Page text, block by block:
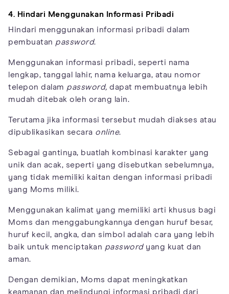
4. Hindari Menggunakan Informasi Pribadi
Hindari menggunakan informasi pribadi dalam
pembuatan password.
Menggunakan informasi pribadi, seperti nama
lengkap, tanggal lahir, nama keluarga, atau nomor
telepon dalam password, dapat membuatnya lebih
mudah ditebak oleh orang lain.
Terutama jika informasi tersebut mudah diakses atau
dipublikasikan secara online.
Sebagai gantinya, buatlah kombinasi karakter yang
unik dan acak, seperti yang disebutkan sebelumnya,
yang tidak memiliki kaitan dengan informasi pribadi
yang Moms miliki.
Menggunakan kalimat yang memiliki arti khusus bagi
Moms dan menggabungkannya dengan huruf besar,
huruf kecil, angka, dan simbol adalah cara yang lebih
baik untuk menciptakan passwordyang kuat dan
aman.
Dengan demikian, Moms dapat meningkatkan
keamanan dan melindungi informasi pribadi dari